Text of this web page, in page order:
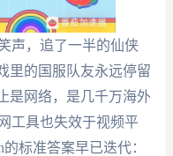
声，追了一半的仙侠
里的国服队友永远停留
网络，是几千万海外
工具也失效于视频平
标准答案早已迭代：